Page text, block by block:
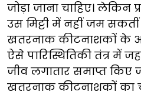
जोड़ा जाना चाहिए। लेकिन
उस मिट्टी में नहीं जम
खतरनाक कीटनाशकों के
ऐसे पारिस्थितिकी तंत्र में
जीव लगातार समाप्त किए
खतरनाक कीटनाशकों का